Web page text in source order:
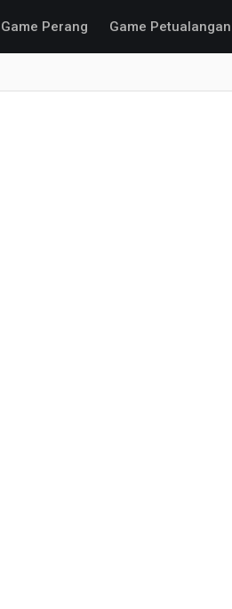
Game Perang Game Petualangan